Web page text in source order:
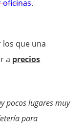
oficinas.
que una
a precios
pocos lugares muy
para